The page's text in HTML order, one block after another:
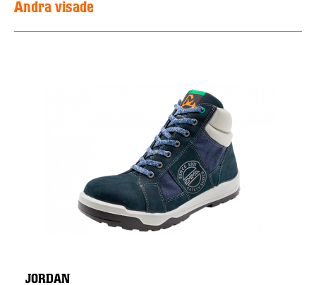
Andra visade
JORDAN